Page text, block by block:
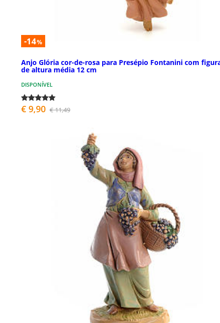
-14%
Anjo Glória cor-de-rosa para Presépio Fontanini com
de altura média 12 cm
DISPONÍVEL
€ 9,90 € 11,49